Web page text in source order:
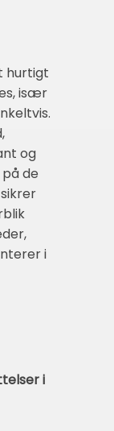
hurtigt
især
og
de
i
i